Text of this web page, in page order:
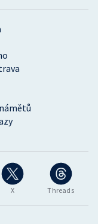
X Threads